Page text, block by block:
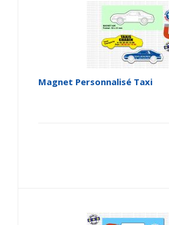
Magnet Personnalisé Taxi